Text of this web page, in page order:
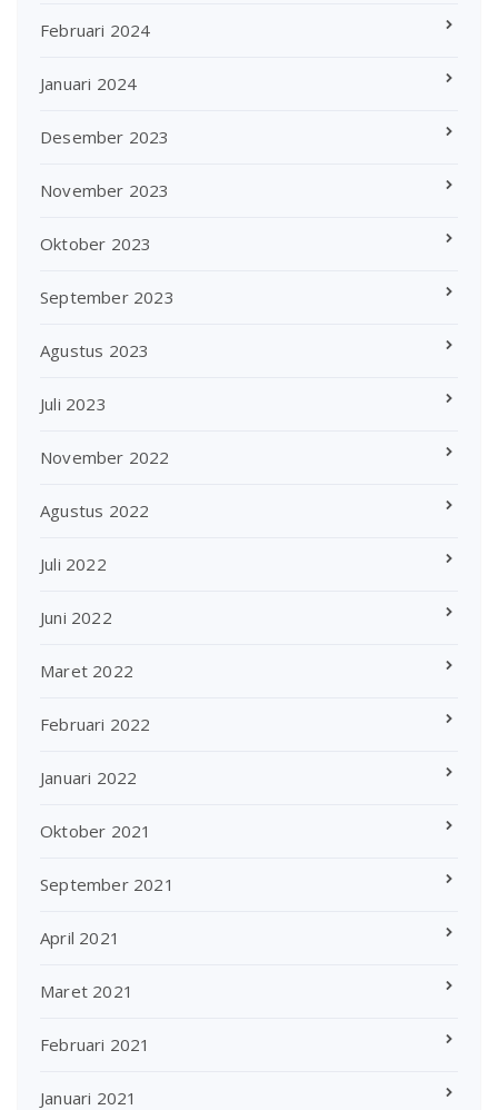
Februari 2024
Januari 2024
Desember 2023
November 2023
Oktober 2023
September 2023
Agustus 2023
Juli 2023
November 2022
Agustus 2022
Juli 2022
Juni 2022
Maret 2022
Februari 2022
Januari 2022
Oktober 2021
September 2021
April 2021
Maret 2021
Februari 2021
Januari 2021